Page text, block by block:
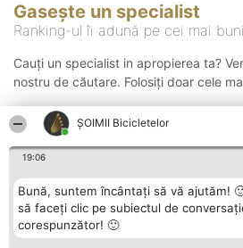
ȘOIMII Bicicletelor
19:06
Bună, suntem încântați să vă ajutăm!
să faceți clic pe subiectul de
corespunzător! 🙂
Gasește un specialist
Ranking-ul îi adună pe cei mai
Cauți un specialist in apropierea ta?
nostru de căutare. Folosiți doar cele